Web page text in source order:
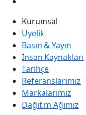
Kurumsal
Üyelik
Basın & Yayın
İnsan Kaynakları
Tarihçe
Referanslarımız
Markalarımız
Dağıtım Ağımız